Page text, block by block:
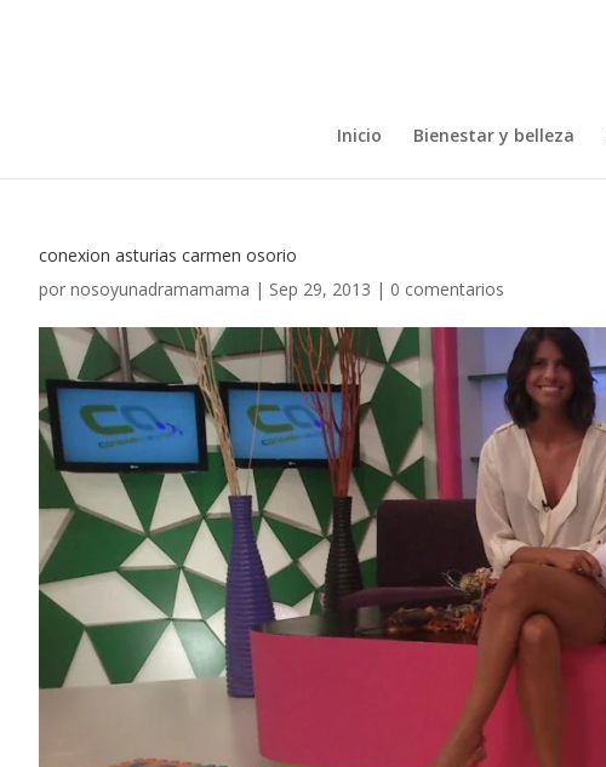
Inicio Bienestar y belleza
conexion asturias carmen osorio
por nosoyunadramamama | Sep 29, 2013 | 0 comentarios